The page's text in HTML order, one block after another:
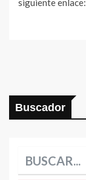
siguiente enlace:
Buscador